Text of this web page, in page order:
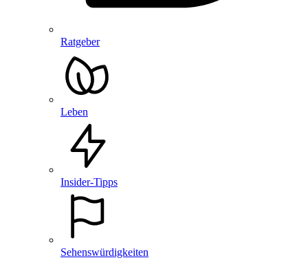
Ratgeber
Leben
Insider-Tipps
Sehenswürdigkeiten